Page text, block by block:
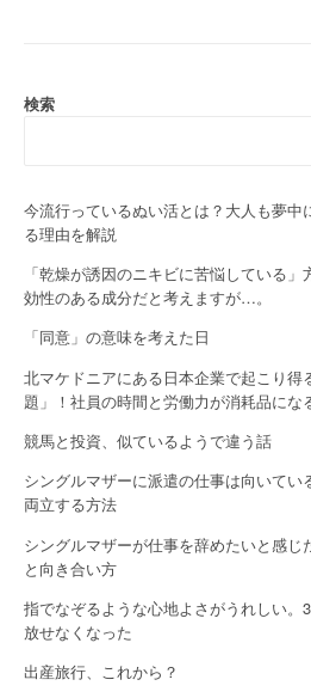
a
i
g
a
i
o
n
検索
今流行っているぬい活とは？大人も夢
る理由を解説
「乾燥が誘因のニキビに苦悩している
効性のある成分だと考えますが…。
「同意」の意味を考えた日
北マケドニアにある日本企業で起こり得
題」！社員の時間と労働力が消耗品にな
競馬と投資、似ているようで違う話
シングルマザーに派遣の仕事は向いてい
両立する方法
シングルマザーが仕事を辞めたいと感じ
と向き合い方
指でなぞるような心地よさがうれしい。
放せなくなった
出産旅行、これから？